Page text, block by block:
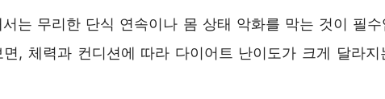
는 무리한 단식 연속이나 몸 상태 악화를 막는 것이 필수
면, 체력과 컨디션에 따라 다이어트 난이도가 크게 달라지